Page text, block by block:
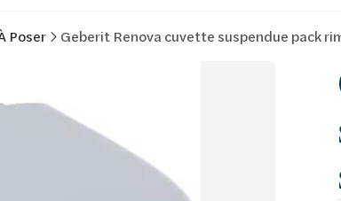
Poser Geberit Renova cuvette suspendue pack